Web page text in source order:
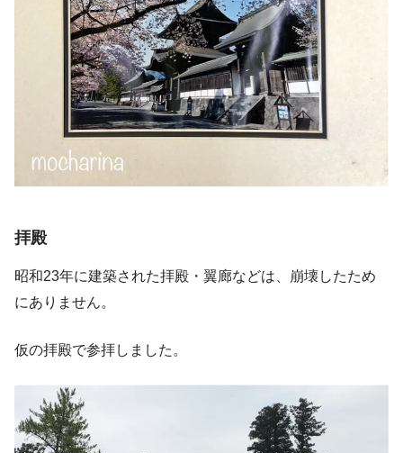
拝殿
昭和23年に建築された拝殿・翼廊などは、崩壊したため
にありません。
仮の拝殿で参拝しました。